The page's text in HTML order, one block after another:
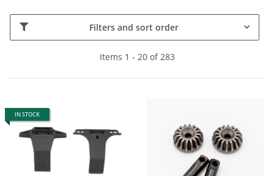
Filters and sort order
Items 1 - 20 of 283
IN STOCK